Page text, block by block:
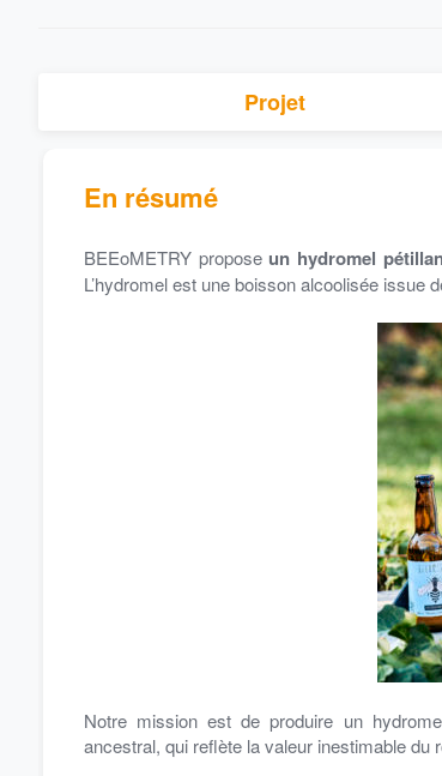
Projet
En résumé
BEEoMETRY proposeun hydromel
L’hydromel est une boisson alcoolisée issue
Notre mission est de produire un
ancestral, qui reflète la valeur inestimable du